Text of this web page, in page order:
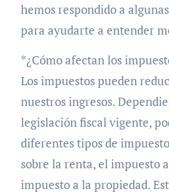
hemos respondido a
para ayudarte a entender
*¿Cómo afectan los
Los impuestos pueden
nuestros ingresos.
legislación fiscal vigente,
diferentes tipos de
sobre la renta, el impuesto
impuesto a la propiedad.